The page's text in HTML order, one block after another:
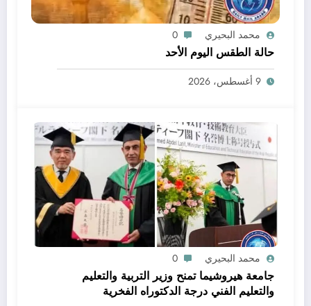
محمد البحيري 0
حالة الطقس اليوم الأحد
9 أغسطس، 2026
محمد البحيري 0
جامعة هيروشيما تمنح وزير التربية والتعليم
والتعليم الفني درجة الدكتوراه الفخرية